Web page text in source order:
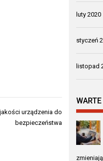
urządzenia do
bezpieczeństwa
luty 2020
styczeń
listopad